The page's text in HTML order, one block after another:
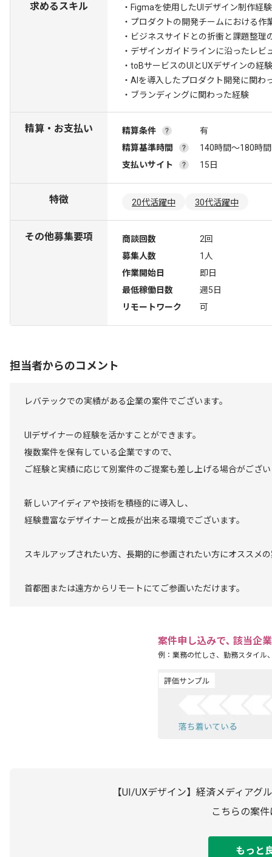
求めるスキル
・Figmaを使用したUIデザイン制作経
・プロダクトの開発チームにおける作
・ビジネスサイドとの折衝と課題整理
・デザインガイドラインに沿ったレビ
・toBサービスのUIとUXデザインの経験
・AIを導入したプロダクト開発に関わ
・ブランディングに関わった経験
精算・お支払い 精算条件
有
精算基準時間
140時間〜180時間
支払いサイト
15日
特徴 20代活躍中 30代活躍中
その他募集要項 商談回数
2回
募集人数
1人
作業開始日
即日
最低稼働日数
週5日
リモートワーク
可
担当者からのコメント
レバテックでの実績がある企業の案件でございます。
UIデザイナーの経験を活かすことができます。
複数案件を保有している企業ですので、
ご経験と実績に応じて別案件のご提案も差し上げる場合がござ
新しいアイディアや技術を積極的に導入し、
経験豊富なデザイナーと成長が出来る環境でございます。
スキルアップされたい方、長期的に参画されたい方にオススメ
首都圏または遠方からリモートにてご参画いただけます。
案件申し込みで､ 該当企
例：業務の忙しさ、勤務スタイル
【UI/UXデザイン】経済メディア
こちらの案
もっと